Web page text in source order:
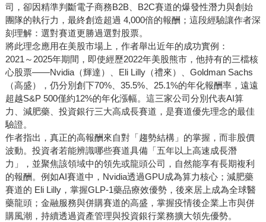
司，卻因精準判斷電子商務B2B、B2C賽道的爆發性潛力與創始
團隊的執行力，最終創造超過 4,000倍的報酬；這段經驗讓作者深
刻理解：選對賽道更勝過選對股票。
將此理念應用在美股市場上，作者舉出近年的成功實例：
2021～2025年期間，即使經歷2022年美股熊市，他持有的三檔核
心股票——Nvidia（輝達）、Eli Lilly（禮來）、Goldman Sachs
（高盛），仍分別創下70%、35.5%、25.1%的年化報酬率，遠遠
超越S&P 500僅約12%的年化漲幅。這三家公司分別代表AI算
力、減肥藥、投資銀行三大高成長賽道，是賽道優先理念的最佳
驗證。
作者指出，真正的高報酬來自對「趨勢結構」的掌握，而非股價
波動。投資者若能辨識哪些賽道具備「五年以上高速成長潛
力」，並聚焦該領域中的領先或龍頭公司，自然能享有長期複利
的報酬。例如AI賽道中，Nvidia透過GPU成為算力核心；減肥藥
賽道的 Eli Lilly，掌握GLP-1藥品療效優勢，後來居上成為全球醫
藥龍頭；金融服務與併購賽道的高盛，掌握疫情後企業上市與併
購風潮，持續透過資產管理與投資銀行業務擴大領先優勢。